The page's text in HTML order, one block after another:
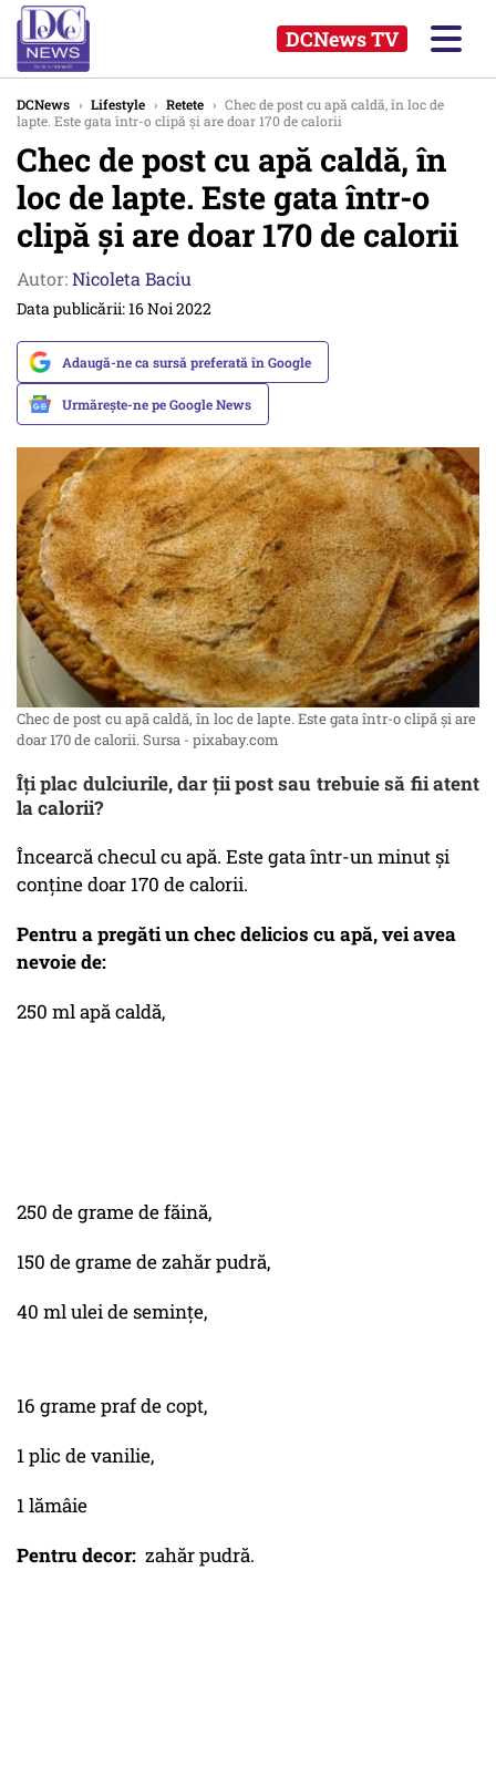
DCNews TV
DCNews › Lifestyle › Retete › Chec de post cu apă caldă, în loc de
lapte. Este gata într-o clipă și are doar 170 de calorii
Chec de post cu apă caldă, în
loc de lapte. Este gata într-o
clipă și are doar 170 de calorii
Autor:Nicoleta Baciu
Data publicării: 16 Noi 2022
Adaugă-ne ca sursă preferată în Google
Urmărește-ne pe Google News
Chec de post cu apă caldă, în loc de lapte. Este gata într-o clipă și are
doar 170 de calorii. Sursa - pixabay.com
Îți plac dulciurile, dar ții post sau trebuie să fii atent
la calorii?
Încearcă checul cu apă. Este gata într-un minut și
conține doar 170 de calorii.
Pentru a pregăti un chec delicios cu apă, vei avea
nevoie de:
250 ml apă caldă,
250 de grame de făină,
150 de grame de zahăr pudră,
40 ml ulei de semințe,
16 grame praf de copt,
1 plic de vanilie,
1 lămâie
Pentru decor: zahăr pudră.